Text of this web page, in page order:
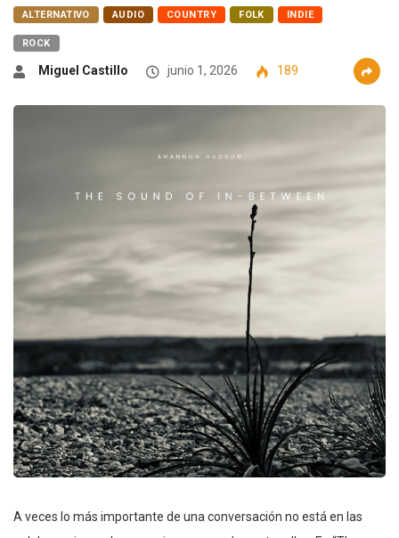
ALTERNATIVO AUDIO COUNTRY FOLK INDIE
ROCK
Miguel Castillo junio 1, 2026 189
A veces lo más importante de una conversación no está en las